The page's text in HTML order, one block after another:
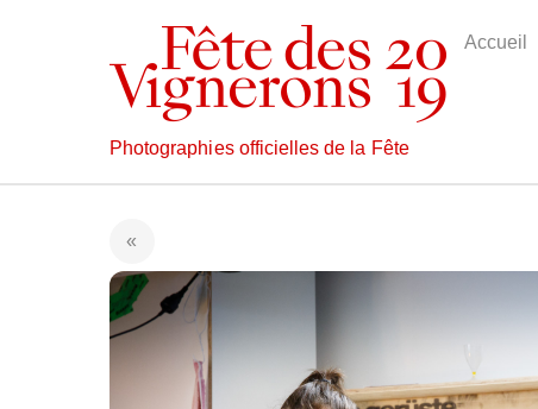
Photographies officielles de la Fête
Accueil